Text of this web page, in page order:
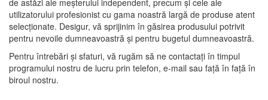
de astăzi ale meșterului independent, precum și cele ale
utilizatorului profesionist cu gama noastră largă de produse atent
selecționate. Desigur, vă sprijinim în găsirea produsului potrivit
pentru nevoile dumneavoastră și pentru bugetul dumneavoastră.
Pentru întrebări și sfaturi, vă rugăm să ne contactați în timpul
programului nostru de lucru prin telefon, e-mail sau față în față în
biroul nostru.